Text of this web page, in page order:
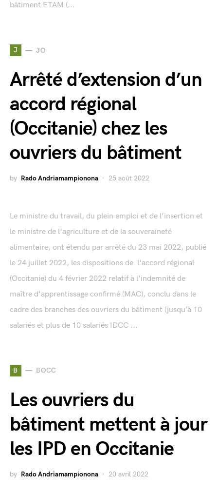
bâtiment ETAM (...
J JO
Arrêté d’extension d’un
accord régional
(Occitanie) chez les
ouvriers du bâtiment
by Rado Andriamampionona 25 août 2022
Le ministre du travail, du plein emploi et de l’insertion et
le ministre de l'agriculture et de la souveraineté
alimentaire, ont étendu par arrêté du 23 mai 2022, publié
le 24 juillet 2022, les dispositions de l'accord régional
(Occitanie) du 4 février 2022 relatif à l'indemnité de
maître d'apprentissage confirmé (MAC), conclu dans le
cadre des branches des ouvriers du bâtiment (jusqu’à 10
salariés et plus de 10 salariés IDCC ...
B BOCC
Les ouvriers du
bâtiment mettent à jour
les IPD en Occitanie
by Rado Andriamampionona 20 avril 2022